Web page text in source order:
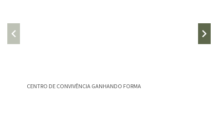
CENTRO DE CONVIVÊNCIA GANHANDO FORMA